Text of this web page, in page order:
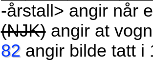
-årstall> angir når
(NJK)angir at
82angir bilde tatt i